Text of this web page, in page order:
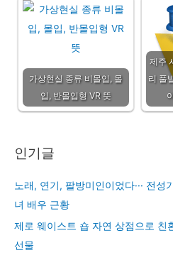
가상현실 종류 비몰입, 몰
입, 반몰입형 VR 뜻
제주
리 풀
인기글
노래, 연기, 팔방미인이었다··· 전
녀 배우 근황
제로 웨이스트 숍 자연 상점으로 친
선물